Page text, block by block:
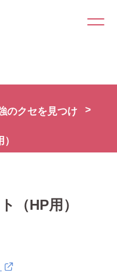
のクセを見つけ
（HP用）